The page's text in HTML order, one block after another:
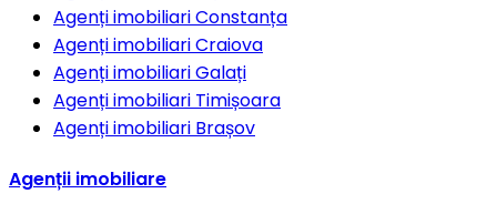
Agenți imobiliariConstanța
Agenți imobiliariCraiova
Agenți imobiliariGalați
Agenți imobiliari Timișoara
Agenți imobiliari Brașov
Agenții imobiliare